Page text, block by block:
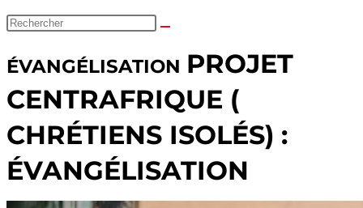
ÉVANGÉLISATION PROJET
CENTRAFRIQUE (
CHRÉTIENS ISOLÉS) :
ÉVANGÉLISATION